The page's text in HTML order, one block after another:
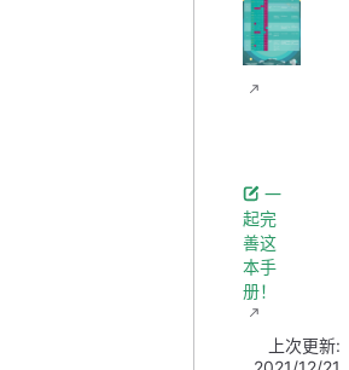
一
起完
善这
本手
册！
上次更新: